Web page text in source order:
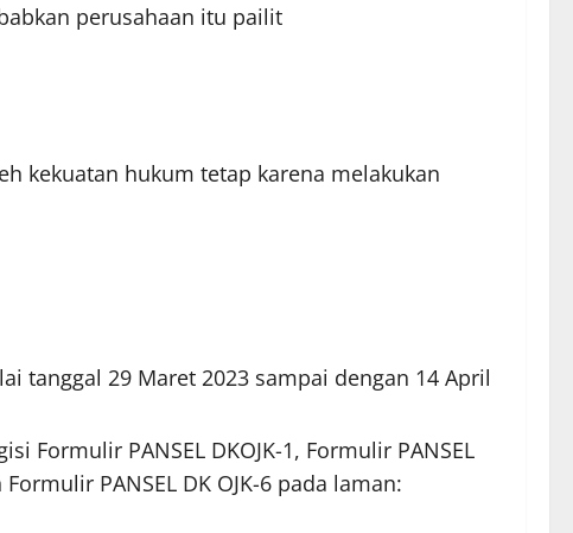
perusahaan itu pailit
kekuatan hukum tetap karena melakukan
tanggal 29 Maret 2023 sampai dengan 14 April
Formulir PANSEL DKOJK-1, Formulir PANSEL
Formulir PANSEL DK OJK-6 pada laman: